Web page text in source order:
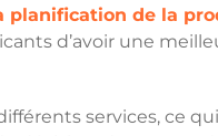
planification de la
d’avoir une
services, ce